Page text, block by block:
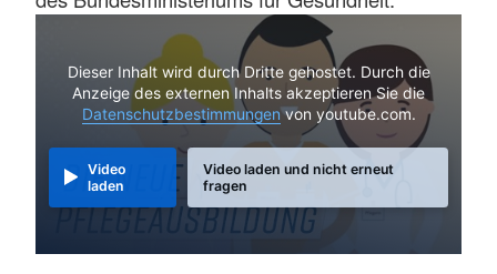
Dieser Inhalt wird durch Dritte gehostet. Durch die
Anzeige des externen Inhalts akzeptieren Sie die
Datenschutzbestimmungenvon youtube.com.
Video
laden
Video laden und nicht erneut
fragen